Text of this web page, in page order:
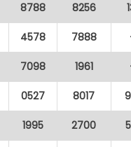
8788 8256
4578 7888
7098 1961
0527 8017
1995 2700